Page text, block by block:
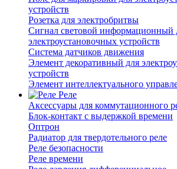
устройств
Розетка для электробритвы
Сигнал световой информационный
электроустановочных устройств
Система датчиков движения
Элемент декоративный для
устройств
Элемент интеллектуального
Реле
Аксессуары для коммутационного
Блок-контакт с выдержкой времени
Оптрон
Радиатор для твердотельного реле
Реле безопасности
Реле времени